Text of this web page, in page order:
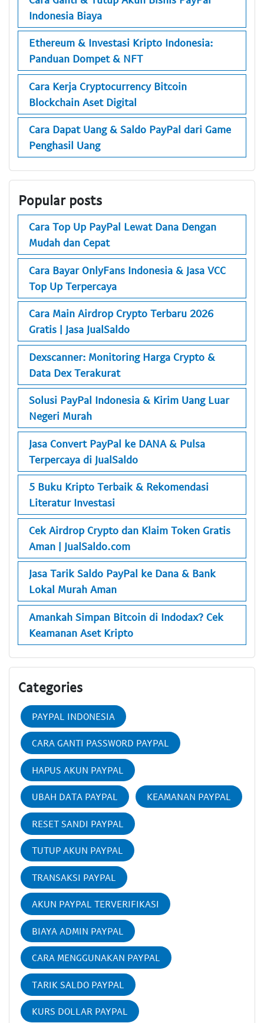
Indonesia Biaya
Ethereum & Investasi Kripto Indonesia:
Panduan Dompet & NFT
Cara Kerja Cryptocurrency Bitcoin
Blockchain Aset Digital
Cara Dapat Uang & Saldo PayPal dari Game
Penghasil Uang
Popular posts
Cara Top Up PayPal Lewat Dana Dengan
Mudah dan Cepat
Cara Bayar OnlyFans Indonesia & Jasa VCC
Top Up Terpercaya
Cara Main Airdrop Crypto Terbaru 2026
Gratis | Jasa JualSaldo
Dexscanner: Monitoring Harga Crypto &
Data Dex Terakurat
Solusi PayPal Indonesia & Kirim Uang Luar
Negeri Murah
Jasa Convert PayPal ke DANA & Pulsa
Terpercaya di JualSaldo
5 Buku Kripto Terbaik & Rekomendasi
Literatur Investasi
Cek Airdrop Crypto dan Klaim Token Gratis
Aman | JualSaldo.com
Jasa Tarik Saldo PayPal ke Dana & Bank
Lokal Murah Aman
Amankah Simpan Bitcoin di Indodax? Cek
Keamanan Aset Kripto
Categories
PAYPAL INDONESIA
CARA GANTI PASSWORD PAYPAL
HAPUS AKUN PAYPAL
UBAH DATA PAYPAL KEAMANAN PAYPAL
RESET SANDI PAYPAL
TUTUP AKUN PAYPAL
TRANSAKSI PAYPAL
AKUN PAYPAL TERVERIFIKASI
BIAYA ADMIN PAYPAL
CARA MENGGUNAKAN PAYPAL
TARIK SALDO PAYPAL
KURS DOLLAR PAYPAL